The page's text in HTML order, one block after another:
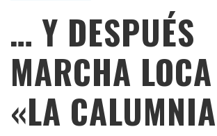
… Y DESPUÉS
MARCHA
«LA